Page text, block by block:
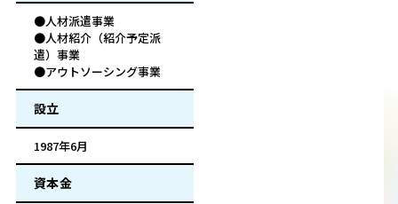
●人材派遣事業
●人材紹介（紹介予定派
遣）事業
●アウトソーシング事業
設立
1987年6月
資本金